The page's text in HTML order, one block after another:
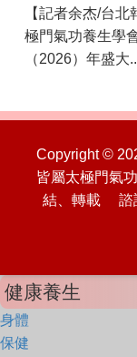
【記者余杰/台北
極門氣功養生學
（2026）年盛大
Copyright ©
皆屬太極門氣
結、轉載 諮
健康養生
身體
保健